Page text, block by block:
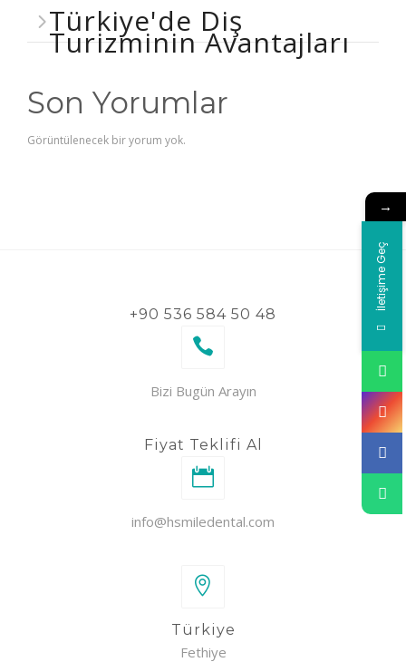
Türkiye'de Diş
Turizminin Avantajları
Son Yorumlar
Görüntülenecek bir yorum yok.
+90 536 584 50 48
Bizi Bugün Arayın
Fiyat Teklifi Al
info@hsmiledental.com
Türkiye
Fethiye
→
İletişime Geç